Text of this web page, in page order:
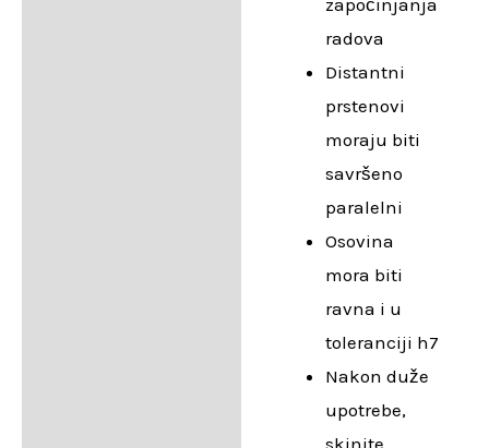
radova
Distantni
prstenovi
moraju biti
savršeno
paralelni
Osovina
mora biti
ravna i u
toleranciji h7
Nakon duže
upotrebe,
skinite